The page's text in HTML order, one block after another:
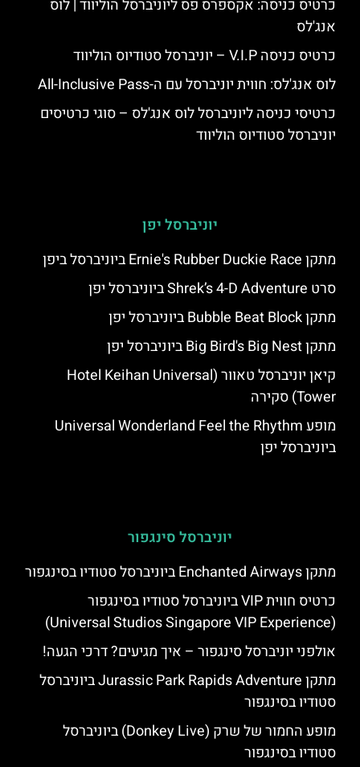
כרטיס כניסה: אקספרס פס ליוניברסל הוליווד | לוס
אנג'לס
כרטיס כניסה V.I.P – יוניברסל סטודיוס הוליווד
לוס אנג'לס: חווית יוניברסל עם ה-All-Inclusive Pass
כרטיסי כניסה ליוניברסל לוס אנג'לס – סוגי כרטיסים
יוניברסל סטודיוס הוליווד
יוניברסל יפן
מתקן Ernie's Rubber Duckie Race ביוניברסל ביפן
סרט Shrek’s 4-D Adventure ביוניברסל יפן
מתקן Bubble Beat Block ביוניברסל יפן
מתקן Big Bird's Big Nest ביוניברסל יפן
קיאן יוניברסל טאוור (Hotel Keihan Universal
Tower) סקירה
מופע Universal Wonderland Feel the Rhythm
ביוניברסל יפן
יוניברסל סינגפור
מתקן Enchanted Airways ביוניברסל סטודיו בסינגפור
כרטיס חווית VIP ביוניברסל סטודיו בסינגפור
(Universal Studios Singapore VIP Experience)
אולפני יוניברסל סינגפור – איך מגיעים? דרכי הגעה!
מתקן Jurassic Park Rapids Adventure ביוניברסל
סטודיו בסינגפור
מופע החמור של שרק (Donkey Live) ביוניברסל
סטודיו בסינגפור